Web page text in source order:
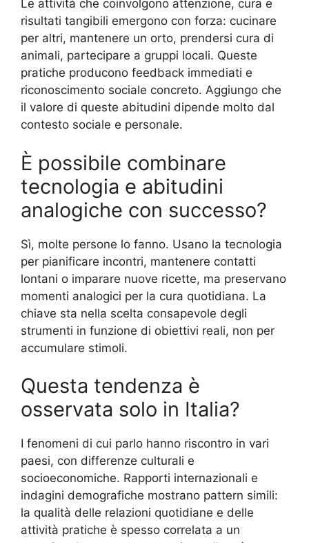
Le attività che coinvolgono attenzione, cura e
risultati tangibili emergono con forza: cucinare
per altri, mantenere un orto, prendersi cura di
animali, partecipare a gruppi locali. Queste
pratiche producono feedback immediati e
riconoscimento sociale concreto. Aggiungo che
il valore di queste abitudini dipende molto dal
contesto sociale e personale.
È possibile combinare
tecnologia e abitudini
analogiche con successo?
Sì, molte persone lo fanno. Usano la tecnologia
per pianificare incontri, mantenere contatti
lontani o imparare nuove ricette, ma preservano
momenti analogici per la cura quotidiana. La
chiave sta nella scelta consapevole degli
strumenti in funzione di obiettivi reali, non per
accumulare stimoli.
Questa tendenza è
osservata solo in Italia?
I fenomeni di cui parlo hanno riscontro in vari
paesi, con differenze culturali e
socioeconomiche. Rapporti internazionali e
indagini demografiche mostrano pattern simili:
la qualità delle relazioni quotidiane e delle
attività pratiche è spesso correlata a un